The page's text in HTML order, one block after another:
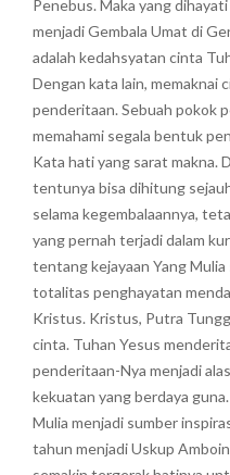
Penebus. Maka yang
menjadi Gembala Umat di
adalah kedahsyatan cinta
Dengan kata lain, memaknai
penderitaan. Sebuah pokok
memahami segala bentuk
Kata hati yang sarat makna.
tentunya bisa dihitung
selama kegembalaannya,
yang pernah terjadi dalam
tentang kejayaan Yang
totalitas penghayatan
Kristus. Kristus, Putra
cinta. Tuhan Yesus
penderitaan-Nya menjadi
kekuatan yang berdaya
Mulia menjadi sumber
tahun menjadi Uskup